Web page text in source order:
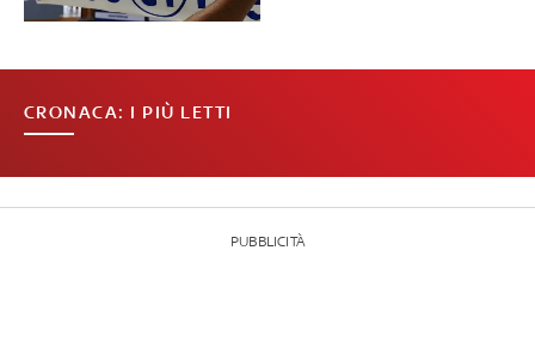
CRONACA: I PIÙ LETTI
PUBBLICITÀ